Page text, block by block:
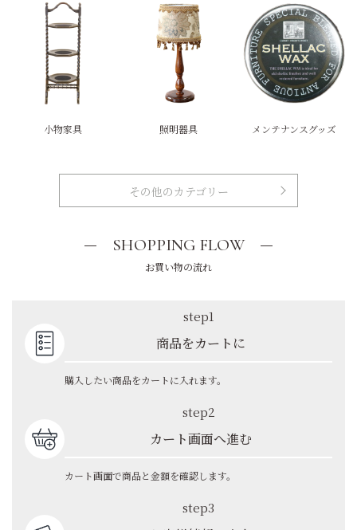
小物家具 照明器具 メンテナンスグッズ
その他のカテゴリー
SHOPPING FLOW
お買い物の流れ
step1
商品をカートに
購入したい商品をカートに入れます。
step2
カート画面へ進む
カート画面で商品と金額を確認します。
step3